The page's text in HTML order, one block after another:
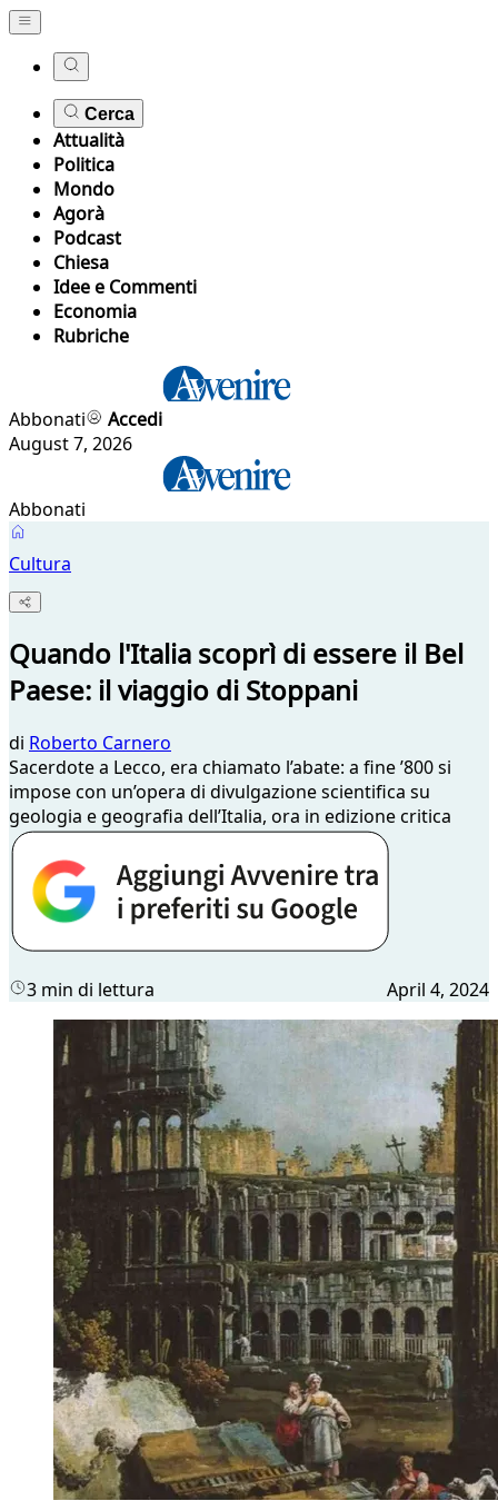
Cerca
Attualità
Politica
Mondo
Agorà
Podcast
Chiesa
Idee e Commenti
Economia
Rubriche
Abbonati
Accedi
August 7, 2026
Abbonati
Cultura
Quando l'Italia scoprì di essere il Bel
Paese: il viaggio di Stoppani
di Roberto Carnero
Sacerdote a Lecco, era chiamato l’abate: a fine ’800 si
impose con un’opera di divulgazione scientifica su
geologia e geografia dell’Italia, ora in edizione critica
3 min di lettura April 4, 2024